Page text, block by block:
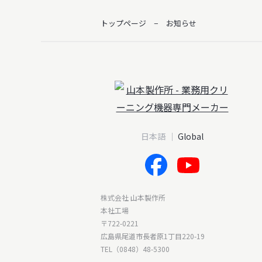
トップページ お知らせ
日本語 Global
株式会社 山本製作所
本社工場
〒722-0221
広島県尾道市長者原1丁目220-19
TEL（0848）48-5300